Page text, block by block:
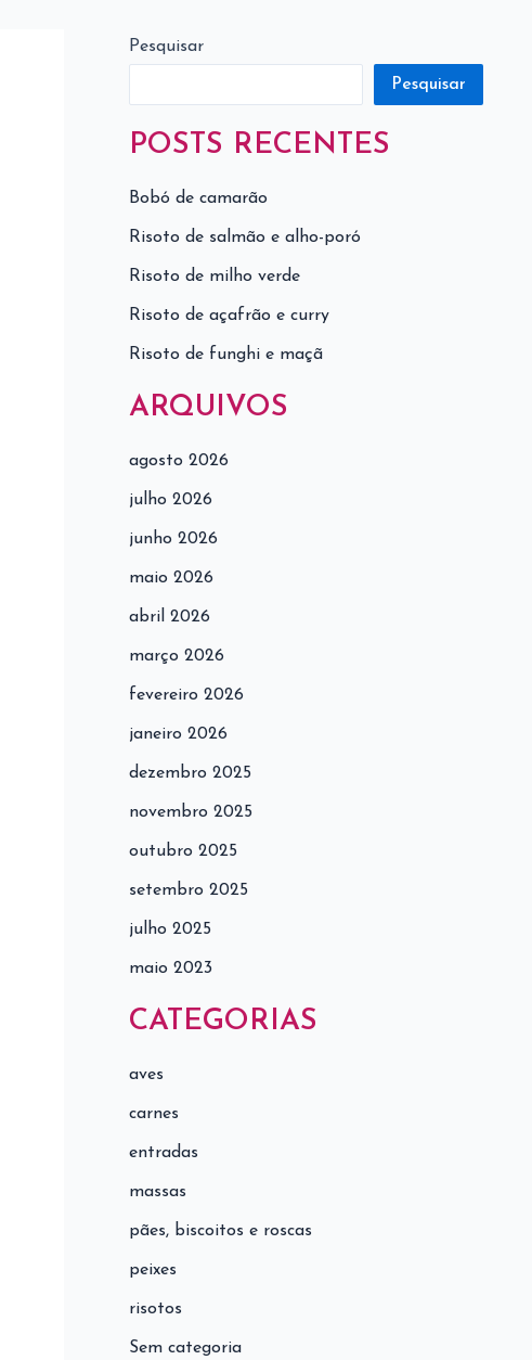
Pesquisar
Pesquisar
POSTS RECENTES
Bobó de camarão
Risoto de salmão e alho-poró
Risoto de milho verde
Risoto de açafrão e curry
Risoto de funghi e maçã
ARQUIVOS
agosto 2026
julho 2026
junho 2026
maio 2026
abril 2026
março 2026
fevereiro 2026
janeiro 2026
dezembro 2025
novembro 2025
outubro 2025
setembro 2025
julho 2025
maio 2023
CATEGORIAS
aves
carnes
entradas
massas
pães, biscoitos e roscas
peixes
risotos
Sem categoria